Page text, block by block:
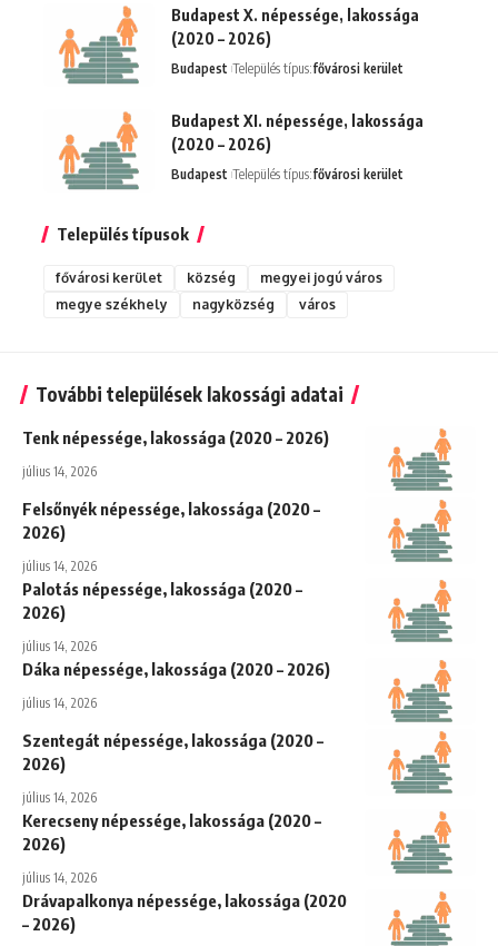
Budapest X. népessége, lakossága
(2020 – 2026)
Budapest Település típus:fővárosi kerület
Budapest XI. népessége, lakossága
(2020 – 2026)
Budapest Település típus:fővárosi kerület
Település típusok
fővárosi kerület község
megyei jogú város
megye székhely
nagyközség város
További települések lakossági adatai
Tenk népessége, lakossága (2020 – 2026)
július 14, 2026
Felsőnyék népessége, lakossága (2020 –
2026)
július 14, 2026
Palotás népessége, lakossága (2020 –
2026)
július 14, 2026
Dáka népessége, lakossága (2020 – 2026)
július 14, 2026
Szentegát népessége, lakossága (2020 –
2026)
július 14, 2026
Kerecseny népessége, lakossága (2020 –
2026)
július 14, 2026
Drávapalkonya népessége, lakossága (2020
– 2026)